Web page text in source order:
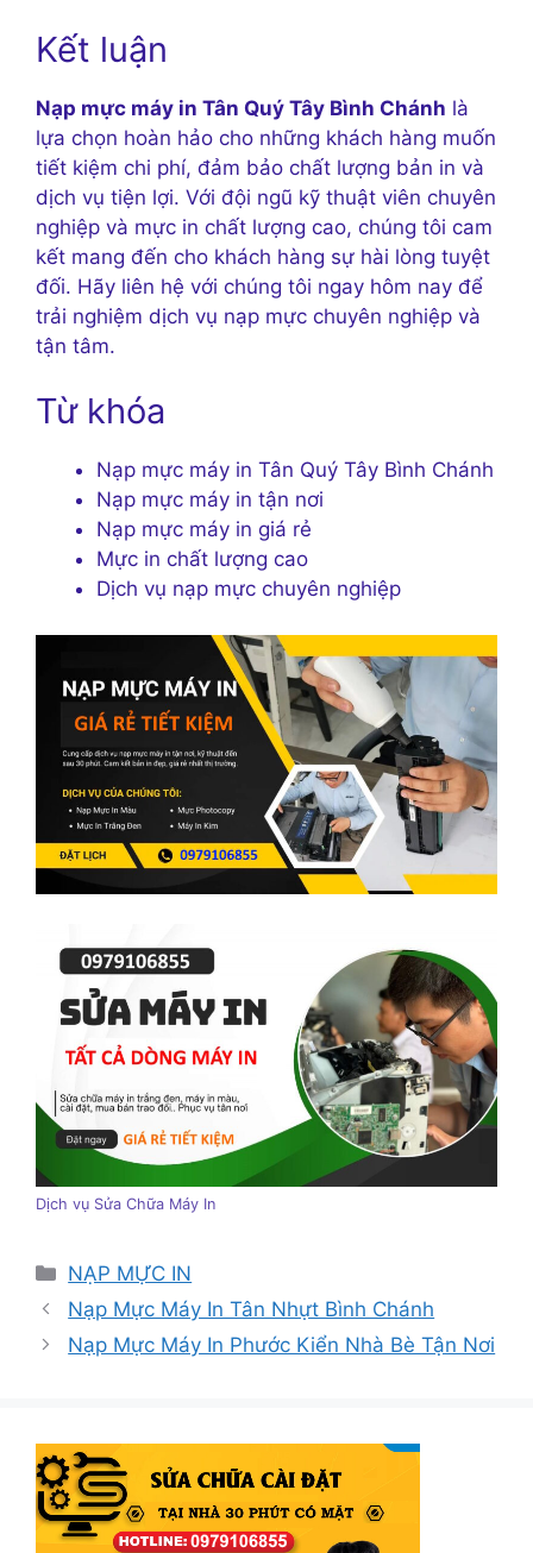
Kết luận
Nạp mực máy in Tân Quý Tây Bình Chánh là
lựa chọn hoàn hảo cho những khách hàng muốn
tiết kiệm chi phí, đảm bảo chất lượng bản in và
dịch vụ tiện lợi. Với đội ngũ kỹ thuật viên chuyên
nghiệp và mực in chất lượng cao, chúng tôi cam
kết mang đến cho khách hàng sự hài lòng tuyệt
đối. Hãy liên hệ với chúng tôi ngay hôm nay để
trải nghiệm dịch vụ nạp mực chuyên nghiệp và
tận tâm.
Từ khóa
Nạp mực máy in Tân Quý Tây Bình Chánh
Nạp mực máy in tận nơi
Nạp mực máy in giá rẻ
Mực in chất lượng cao
Dịch vụ nạp mực chuyên nghiệp
Dịch vụ Sửa Chữa Máy In
Danh
mục
NẠP MỰC IN
Nạp Mực Máy In Tân Nhựt Bình Chánh
Nạp Mực Máy In Phước Kiển Nhà Bè Tận Nơi